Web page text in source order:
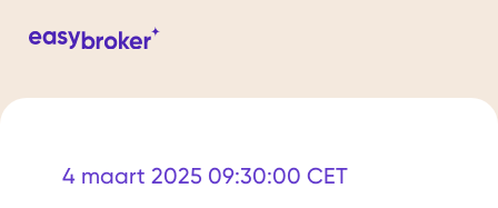
4 maart 2025 09:30:00 CET